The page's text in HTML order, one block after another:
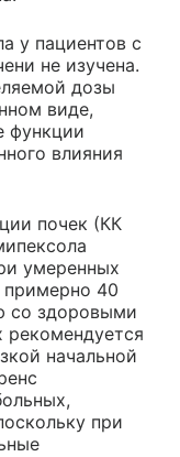
у пациентов с
не изучена.
дозы
виде,
функции
влияния
почек (КК
умеренных
примерно 40
со здоровыми
начальной
при